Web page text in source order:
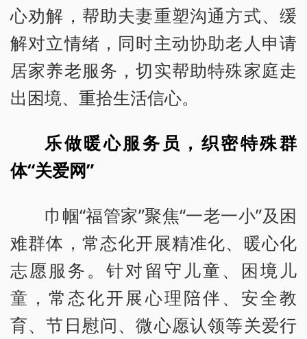
心劝解，帮助夫妻重塑沟通方式、缓
解对立情绪，同时主动协助老人申请
居家养老服务，切实帮助特殊家庭走
出困境、重拾生活信心。
乐做暖心服务员，织密特殊群
体“关爱网”
巾帼“福管家”聚焦“一老一小”及困
难群体，常态化开展精准化、暖心化
志愿服务。针对留守儿童、困境儿
童，常态化开展心理陪伴、安全教
育、节日慰问、微心愿认领等关爱行